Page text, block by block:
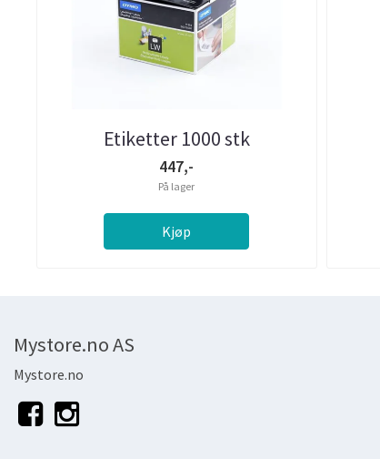
Etiketter 1000 stk
447,-
På lager
Kjøp
Mystore.no AS
Mystore.no